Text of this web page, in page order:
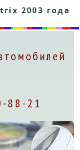
2003 года
88-21